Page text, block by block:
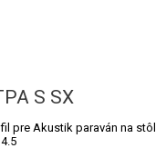
S SX
pre Akustik paraván na stôl